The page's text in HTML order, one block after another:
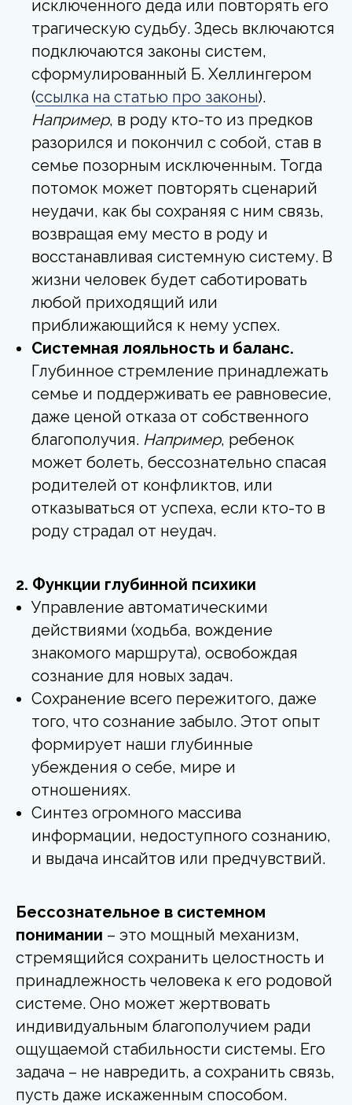
исключенного деда или повторять его
трагическую судьбу. Здесь включаются
подключаются законы систем,
сформулированный Б. Хеллингером
(ссылка на статью про законы).
Например, в роду кто-то из предков
разорился и покончил с собой, став в
семье позорным исключенным. Тогда
потомок может повторять сценарий
неудачи, как бы сохраняя с ним связь,
возвращая ему место в роду и
восстанавливая системную систему. В
жизни человек будет саботировать
любой приходящий или
приближающийся к нему успех.
Системная лояльность и баланс.
Глубинное стремление принадлежать
семье и поддерживать ее равновесие,
даже ценой отказа от собственного
благополучия. Например, ребенок
может болеть, бессознательно спасая
родителей от конфликтов, или
отказываться от успеха, если кто-то в
роду страдал от неудач.
2. Функции глубинной психики
Управление автоматическими
действиями (ходьба, вождение
знакомого маршрута), освобождая
сознание для новых задач.
Сохранение всего пережитого, даже
того, что сознание забыло. Этот опыт
формирует наши глубинные
убеждения о себе, мире и
отношениях.
Синтез огромного массива
информации, недоступного сознанию,
и выдача инсайтов или предчувствий.
Бессознательное в системном
понимании – это мощный механизм,
стремящийся сохранить целостность и
принадлежность человека к его родовой
системе. Оно может жертвовать
индивидуальным благополучием ради
ощущаемой стабильности системы. Его
задача – не навредить, а сохранить связь,
пусть даже искаженным способом.